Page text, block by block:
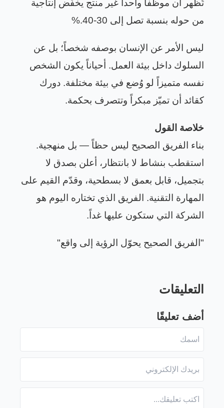
تُظهر أن موظفاً واحداً غير منتج يخفّض إنتاجية
من حوله بنسبة تصل إلى 30-40
%.
ليس الأمر عن الإنسان بوصفه شخصاً؛ بل عن
السلوك داخل بيئة العمل. أحياناً يكون الشخص
نفسه متميزاً لو وُضع في بيئة مختلفة. دورك
كقائد أن تميّز مبكراً وتتصرف بحكمة.
خلاصة القول
بناء الفريق الصحيح ليس حظاً — بل منهجية.
استقطب بنشاط لا بانتظار، أعلن بصدق لا
بتجميل، قابل بعمق لا بسطحية، وقدّم القيم على
المهارة التقنية. الفريق الذي تختاره اليوم هو
الشركة التي ستكون عليها غداً .
" الفريق الصحيح يحوّل الرؤية إلى واقع"
التعليقات
أضف تعليقًا